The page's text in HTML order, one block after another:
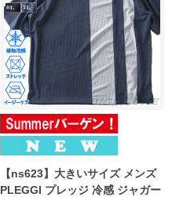
【ns623】大きいサイズ メンズ
PLEGGI プレッジ 冷感 ジャガー